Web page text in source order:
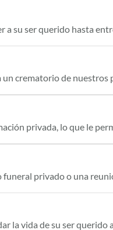
su ser querido hasta
crematorio de
privada, lo que le
privado o una
la vida de su ser